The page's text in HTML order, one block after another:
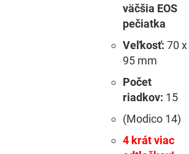
väčšia EOS
pečiatka
Veľkosť: 70 x
95 mm
Počet
riadkov: 15
(Modico 14)
4 krát viac